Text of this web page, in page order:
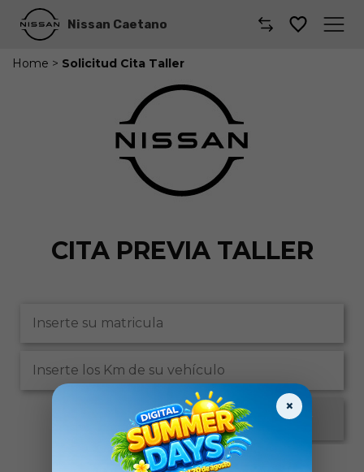
Nissan Caetano
Caetano
Comprar un coche
Gama de Modelos
Comerciales
Home > Solicitud Cita Taller
CITA PREVIA TALLER
×